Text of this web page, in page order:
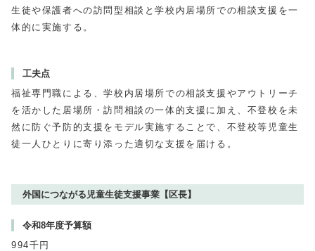
生徒や保護者への訪問型相談と学校内居場所での相談支援を一
体的に実施する。
工夫点
福祉専門職による、学校内居場所での相談支援やアウトリーチ
を活かした居場所・訪問相談の一体的支援に加え、不登校を未
然に防ぐ予防的支援をモデル実施することで、不登校等児童生
徒一人ひとりに寄り添った適切な支援を届ける。
外国につながる児童生徒支援事業【区長】
令和8年度予算額
994千円